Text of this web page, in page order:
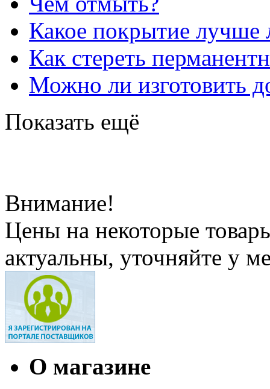
Какое покрытие лучше
Как стереть
Можно ли изготовить
Показать ещё
Внимание!
Цены на некоторые
актуальны, уточняйте у
О магазине